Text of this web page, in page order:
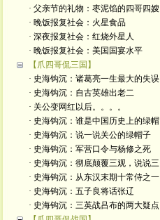
· 父亲节的礼物：枣泥馅的四哥四嫂
· 晚饭报复社会：火星食品
· 深夜报复社会：红烧外星人
· 晚饭报复社会：美国国宴水平
【爪四哥侃三国】
· 史海钩沉：诸葛亮一生最大的失误
· 史海钩沉：自古英雄出老二
· 关公变网红以后。。。。
· 史海钩沉：谁是中国历史上的绿帽
· 史海钩沉：说一说关公的绿帽子
· 史海钩沉：军营口令与杨修之死
· 史海钩沉：彻底颠覆三观，说说三
· 史海钩沉：从东汉末期十常侍之一
· 史海钩沉：五子良将话张辽
· 史海钩沉：三英战吕布的两大疑点